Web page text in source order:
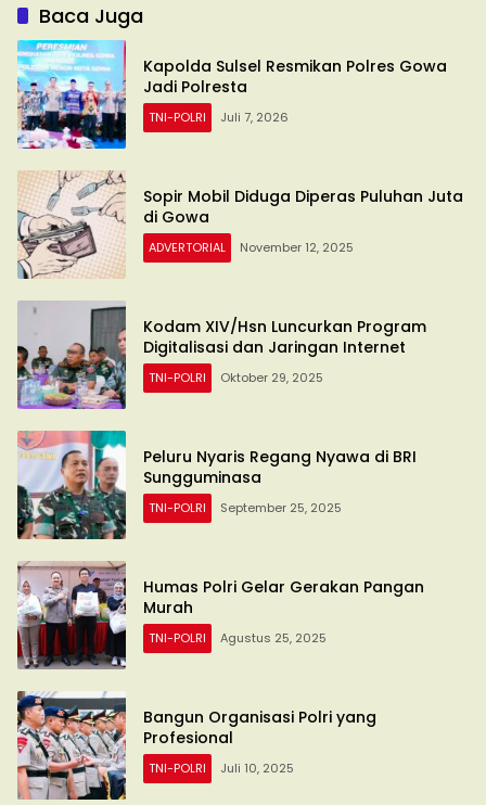
Baca Juga
Kapolda Sulsel Resmikan Polres Gowa
Jadi Polresta
TNI-POLRI Juli 7, 2026
Sopir Mobil Diduga Diperas Puluhan Juta
di Gowa
ADVERTORIAL November 12, 2025
Kodam XIV/Hsn Luncurkan Program
Digitalisasi dan Jaringan Internet
TNI-POLRI Oktober 29, 2025
Peluru Nyaris Regang Nyawa di BRI
Sungguminasa
TNI-POLRI September 25, 2025
Humas Polri Gelar Gerakan Pangan
Murah
TNI-POLRI Agustus 25, 2025
Bangun Organisasi Polri yang
Profesional
TNI-POLRI Juli 10, 2025